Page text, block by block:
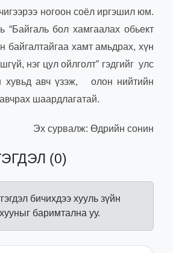
ногоон соёл иргэшил юм.
“Байгаль бол хамгаалах обьект
байгалтайгаа хамт амьдрах, хүн
нэг цул ойлголт” гэдгийг улс
хувьд авч үзэж, олон нийтийн
шаардлагатай.
Эх сурвалж: Өдрийн сонин
(0)
бичихдээ хууль зүйн
баримтална уу.